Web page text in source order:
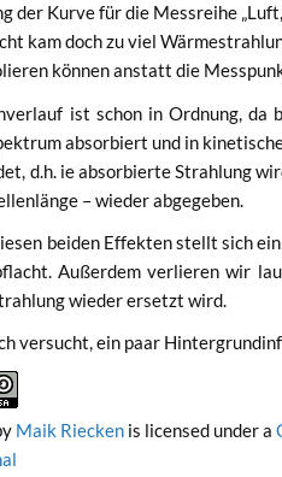
der Kur­ve für die Mess­rei­he
kam doch zu viel
kön­nen anstatt die
ist schon in Ord­nung, da
absor­biert und in
d.h. ie absor­bier­te Strah­lung
– wie­der abgegeben.
bei­den Effek­ten stellt sich
Außer­dem ver­lie­ren wir
wie­der ersetzt wird.
ver­sucht, ein paar
Maik Riecken is licen­sed under a